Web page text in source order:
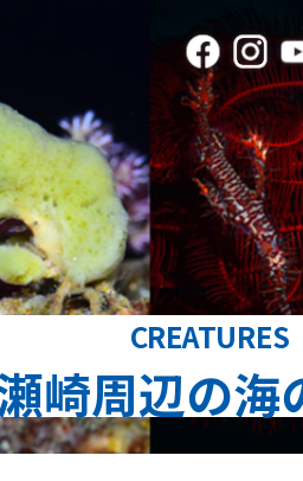
CREATURES
崎周辺の海